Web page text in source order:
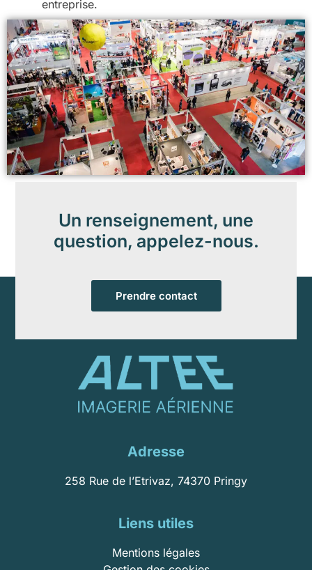
entreprise.
Un renseignement, une
question, appelez-nous.
Prendre contact
Adresse
258 Rue de l’Etrivaz, 74370 Pringy
Liens utiles
Mentions légales